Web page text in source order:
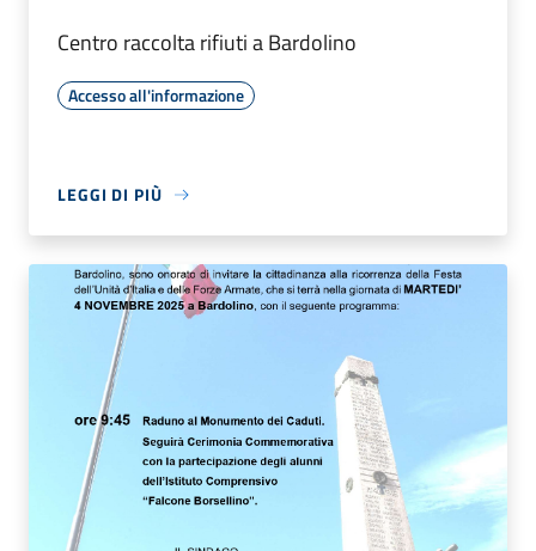
Centro raccolta rifiuti a Bardolino
Accesso all'informazione
LEGGI DI PIÙ